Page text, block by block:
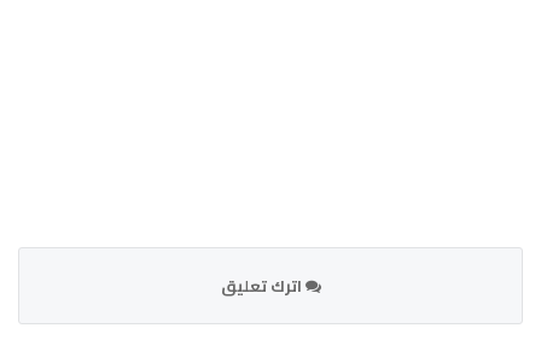
اترك تعليق